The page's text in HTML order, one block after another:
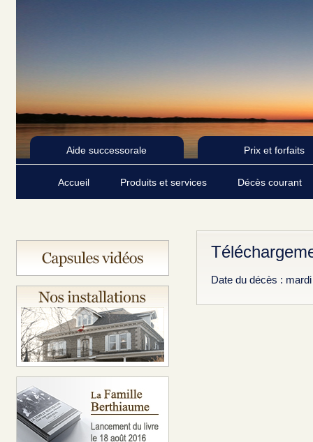
Aide successorale Prix et forfaits
Accueil Produits et services Décès courant
Date du décès :